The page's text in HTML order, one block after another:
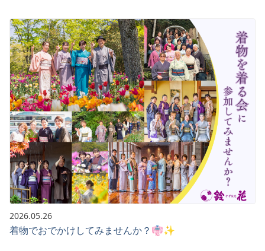
2026.05.26
着物でおでかけしてみませんか？👘✨